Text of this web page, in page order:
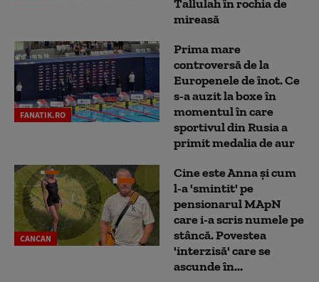
Tallulah în rochia de
mireasă
FANATIK.RO
Prima mare
controversă de la
Europenele de înot. Ce
s-a auzit la boxe în
momentul în care
sportivul din Rusia a
primit medalia de aur
CANCAN
Cine este Anna și cum
l-a 'smintit' pe
pensionarul MApN
care i-a scris numele pe
stâncă. Povestea
'interzisă' care se
ascunde în...